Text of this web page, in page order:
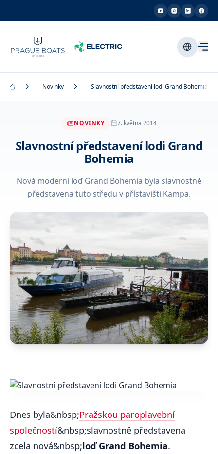
Novinky Slavnostní představení lodi Grand Bohemia
NOVINKY 7. května 2014
Slavnostní představení lodi Grand
Bohemia
Nová moderní loď Grand Bohemia byla slavnostně
představena tuto středu v přístavišti Kampa.
Dnes byla&nbsp;Pražskou paroplavební
společností&nbsp;slavnostně představena
zcela nová&nbsp;loď Grand Bohemia.